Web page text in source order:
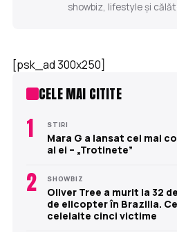
showbiz, lifestyle și
[psk_ad 300x250]
CELE MAI CITITE
1 STIRI
Mara G a lansat cel mai
al ei – „Trotinete”
2 SHOWBIZ
Oliver Tree a murit la 32
de elicopter în Brazilia.
celelalte cinci victime